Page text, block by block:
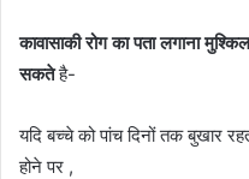
कावासाकी रोग का पता लगाना
सकतेहै-
यदि बच्चे को पांच दिनों तक बुखार
होने पर ,